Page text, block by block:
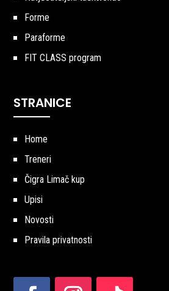
Forme
Paraforme
FIT CLASS program
STRANICE
Home
Treneri
Čigra Limač kup
Upisi
Novosti
Pravila privatnosti